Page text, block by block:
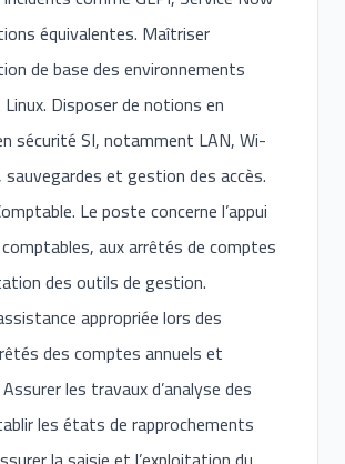
équivalentes. Maîtriser
de base des environnements
Disposer de notions en
sécurité SI, notamment LAN, Wi-
et gestion des accès.
Le poste concerne l’appui
aux arrêtés de comptes
des outils de gestion.
appropriée lors des
des comptes annuels et
les travaux d’analyse des
les états de rapprochements